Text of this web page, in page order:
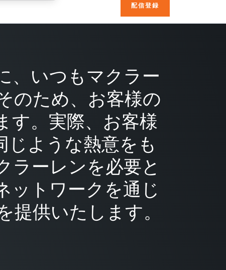
配信登録
、いつもマクラー
のため、お客様の
す。実際、お客様
じような熱意をも
ラーレンを必要と
ットワークを通じ
供いたします。